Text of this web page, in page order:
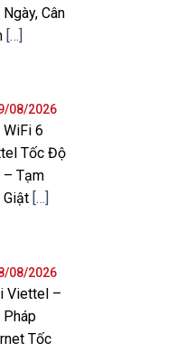
Cân
[…]
08/2026
WiFi 6
Tốc Độ
– Tạm
Giật […]
08/2026
Viettel –
Pháp
Tốc